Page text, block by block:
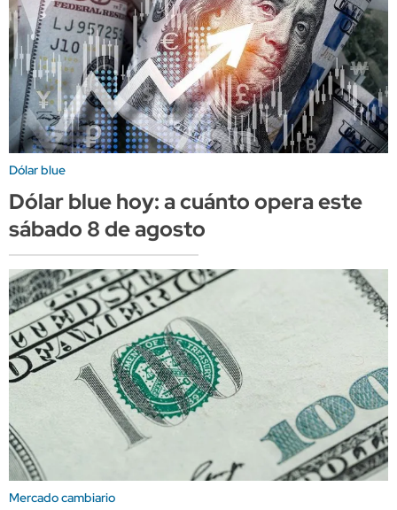
Dólar blue
Dólar blue hoy: a cuánto opera este
sábado 8 de agosto
Mercado cambiario